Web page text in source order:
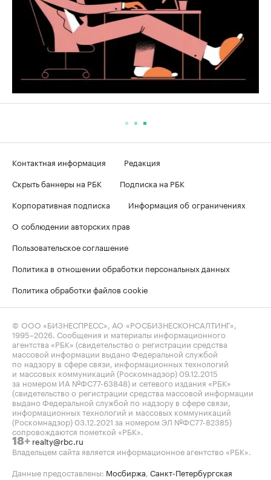
Контактная информация
Редакция
Скрыть баннеры на РБК
Подписка на РБК
Корпоративная подписка
Информация об ограничениях
О соблюдении авторских прав
Пользовательское соглашение
Политика в отношении обработки персональных данных
Политика обработки файлов cookie
© ООО «БИЗНЕСПРЕСС», АО «РОСБИЗНЕСКОНСАЛТИНГ»,
1995–2026 . Сообщения и материалы информационного
агентства «РБК» (свидетельство о регистрации средства
массовой информации выдано Федеральной службой
по надзору в сфере связи, информационных технологий
и массовых коммуникаций (Роскомнадзор) 09.12.2015
за номером ИА №ФС77-63848) и сетевого издания «РБК»
(свидетельство о регистрации средства массовой информации
выдано Федеральной службой по надзору в сфере связи,
информационных технологий и массовых коммуникаций
(Роскомнадзор) 03.12.2021 за номером ЭЛ №ФС77-82385)
сопровождаются пометкой «РБК».
18+ realty@rbc.ru
Владельцем сайта является информационное агентство «РБК».
Данные предоставлены: Мосбиржа Санкт-Петербургская